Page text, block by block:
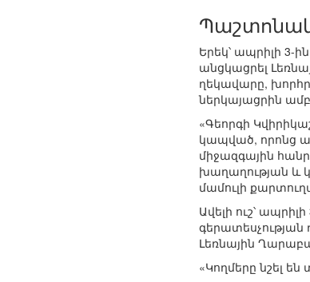
Երեկ՝ ապրիլի 3-
անցկացրել
ղեկավարը,
ներկայացրին
«Գեորգի
կապված, որոնց
միջազգային
խաղաղության և
մամուլի
Ավելի ուշ՝
Լեռնային
«Կողմերը նշել